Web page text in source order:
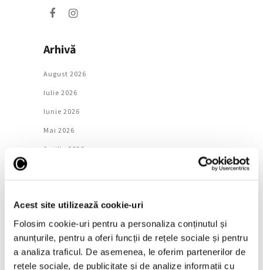
Acest site utilizează cookie-uri
Folosim cookie-uri pentru a personaliza conținutul și
anunțurile, pentru a oferi funcții de rețele sociale și pentru
a analiza traficul. De asemenea, le oferim partenerilor de
rețele sociale, de publicitate și de analize informații cu
Arhivă
August 2026
Iulie 2026
Iunie 2026
Mai 2026
Aprilie 2026
Ianuarie 2026
Decembrie 2025
Noiembrie 2025
Octombrie 2025